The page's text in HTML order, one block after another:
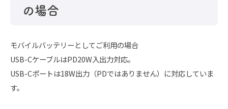
の場合
モバイルバッテリーとしてご利用の場合
USB-CケーブルはPD20W入出力対応。
USB-Cポートは18W出力（PDではありません）に対応していま
す。